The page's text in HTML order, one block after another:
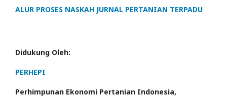
ALUR PROSES NASKAH JURNAL PERTANIAN TERPADU
Didukung Oleh:
PERHEPI
Perhimpunan Ekonomi Pertanian Indonesia,